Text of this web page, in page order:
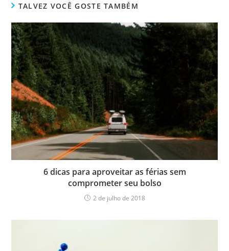
TALVEZ VOCÊ GOSTE TAMBÉM
6 dicas para aproveitar as férias sem
comprometer seu bolso
2 de julho de 2018